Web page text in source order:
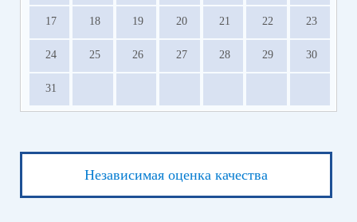
17 18 19 20 21 22 23
24 25 26 27 28 29 30
31
Независимая оценка качества